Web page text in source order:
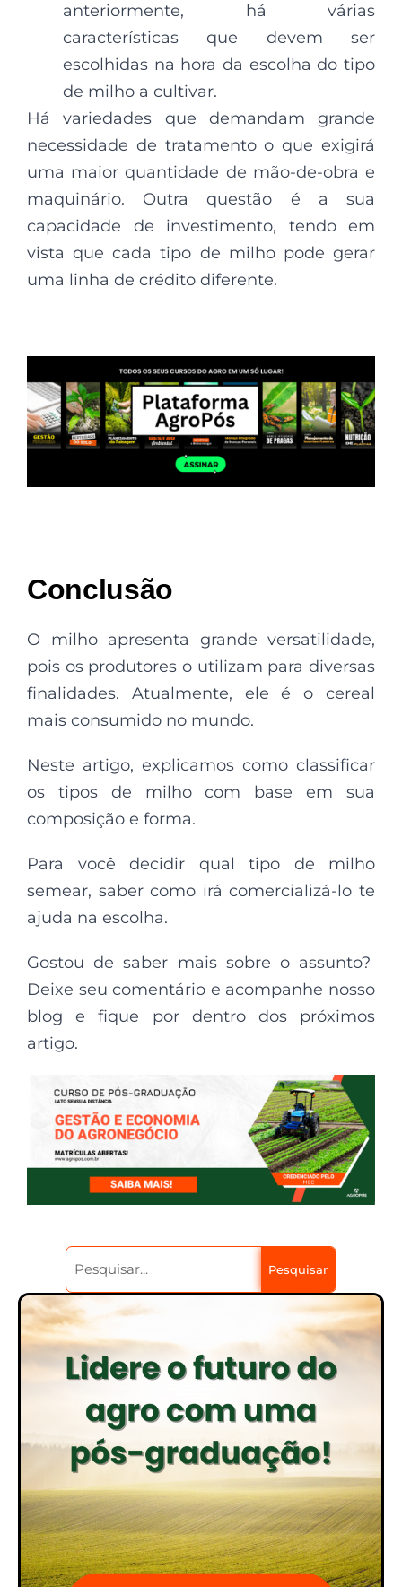
anteriormente, há várias
características que devem ser
escolhidas na hora da escolha do tipo
de milho a cultivar.
Há variedades que demandam grande
necessidade de tratamento o que exigirá
uma maior quantidade de mão-de-obra e
maquinário. Outra questão é a sua
capacidade de investimento, tendo em
vista que cada tipo de milho pode gerar
uma linha de crédito diferente.
Conclusão
O milho apresenta grande versatilidade,
pois os produtores o utilizam para diversas
finalidades. Atualmente, ele é o cereal
mais consumido no mundo.
Neste artigo, explicamos como classificar
os tipos de milho com base em sua
composição e forma.
Para você decidir qual tipo de milho
semear, saber como irá comercializá-lo te
ajuda na escolha.
Gostou de saber mais sobre o assunto?
Deixe seu comentário e acompanhe nosso
blog e fique por dentro dos próximos
artigo.
Pesquisar